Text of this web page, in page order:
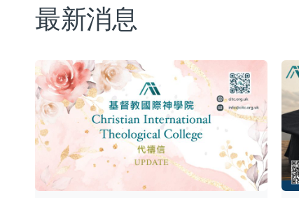
最新消息